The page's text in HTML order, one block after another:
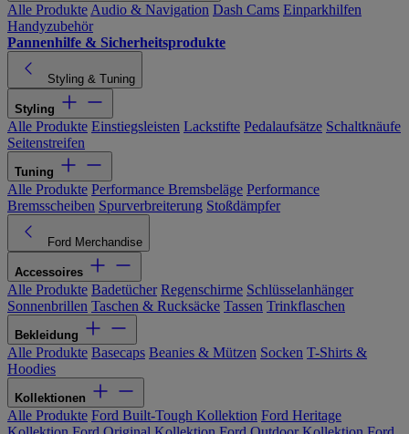
Alle Produkte Audio & Navigation Dash Cams Einparkhilfen
Handyzubehör
Pannenhilfe & Sicherheitsprodukte
Styling & Tuning
Styling
Alle Produkte Einstiegsleisten Lackstifte Pedalaufsätze Schaltknäufe
Seitenstreifen
Tuning
Alle Produkte Performance Bremsbeläge Performance
Bremsscheiben Spurverbreiterung Stoßdämpfer
Ford Merchandise
Accessoires
Alle Produkte Badetücher Regenschirme Schlüsselanhänger
Sonnenbrillen Taschen & Rucksäcke Tassen Trinkflaschen
Bekleidung
Alle Produkte Basecaps Beanies & Mützen Socken T-Shirts &
Hoodies
Kollektionen
Alle Produkte Ford Built-Tough Kollektion Ford Heritage